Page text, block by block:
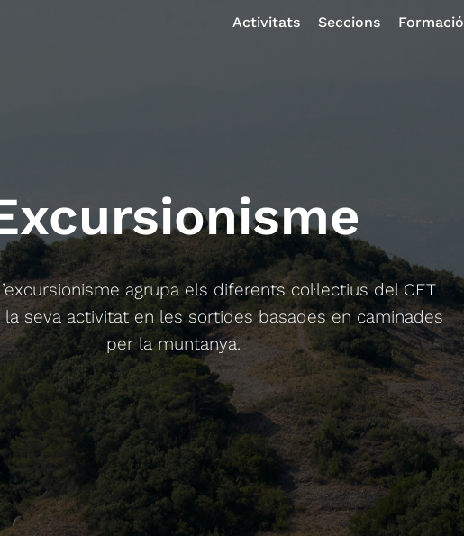
Activitats Seccions Formació
agrupa els diferents col·lectius del CET
seva activitat en les sortides basades en caminades
per la muntanya.